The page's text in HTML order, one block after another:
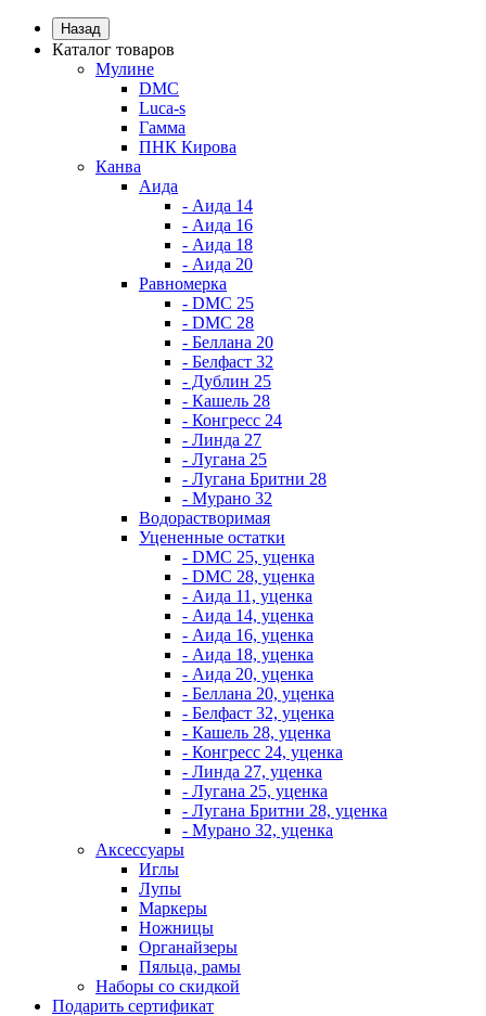
Назад
Каталог товаров
Мулине
DMC
Luca-s
Гамма
ПНК Кирова
Канва
Аида
- Аида 14
- Аида 16
- Аида 18
- Аида 20
Равномерка
- DMC 25
- DMC 28
- Беллана 20
- Белфаст 32
- Дублин 25
- Кашель 28
- Конгресс 24
- Линда 27
- Лугана 25
- Лугана Бритни 28
- Мурано 32
Водорастворимая
Уцененные остатки
- DMC 25, уценка
- DMC 28, уценка
- Аида 11, уценка
- Аида 14, уценка
- Аида 16, уценка
- Аида 18, уценка
- Аида 20, уценка
- Беллана 20, уценка
- Белфаст 32, уценка
- Кашель 28, уценка
- Конгресс 24, уценка
- Линда 27, уценка
- Лугана 25, уценка
- Лугана Бритни 28, уценка
- Мурано 32, уценка
Аксессуары
Иглы
Лупы
Маркеры
Ножницы
Органайзеры
Пяльца, рамы
Наборы со скидкой
Подарить сертификат